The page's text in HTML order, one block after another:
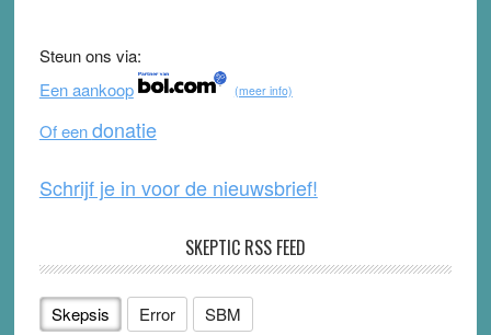
b
o
o
k
b
Steun ons via:
Een aankoop
(meer info)
Of eendonatie
Schrijf je in voor de nieuwsbrief!
SKEPTIC RSS FEED
Skepsis Error SBM